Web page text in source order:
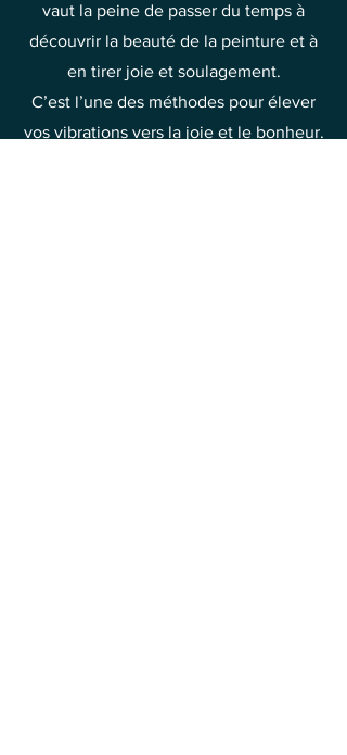
vaut la peine de passer du temps à
découvrir la beauté de la peinture et à
en tirer joie et soulagement.
C’est l’une des méthodes pour élever
vos vibrations vers la joie et le bonheur.